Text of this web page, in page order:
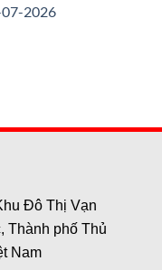
2026
Đô Thị Vạn
Thành phố Thủ
Nam